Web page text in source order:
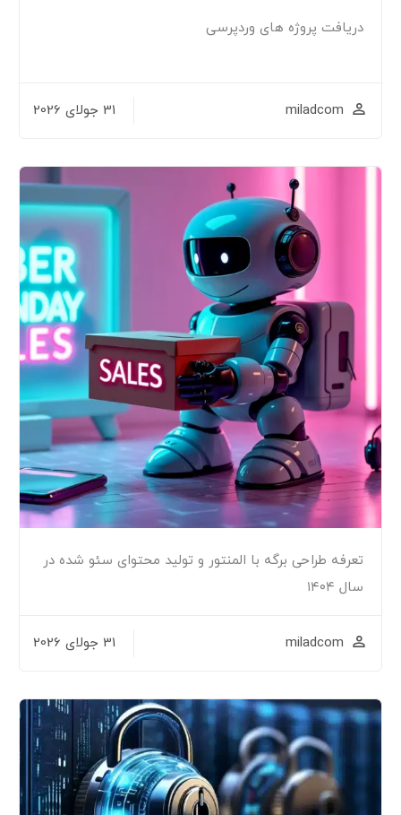
دریافت پروژه های وردپرسی
miladcom 31 جولای 2026
تعرفه طراحی برگه با المنتور و تولید محتوای سئو شده در
سال ۱۴۰۴
miladcom 31 جولای 2026